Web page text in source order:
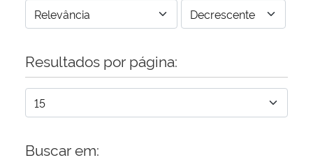
Resultados por página:
Buscar em: